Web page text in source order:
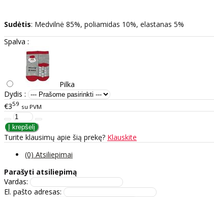
Sudėtis: Medvilnė 85%, poliamidas 10%, elastanas 5%
Spalva :
Pilka
Dydis :
€359 su PVM
Turite klausimų apie šią prekę? Klauskite
(0) Atsiliepimai
Parašyti atsiliepimą
Vardas:
El. pašto adresas: